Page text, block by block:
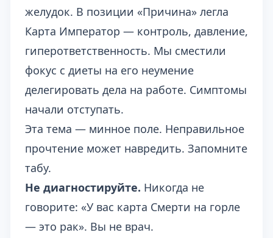
желудок. В позиции «Причина» легла
Карта Император — контроль, давление,
гиперответственность. Мы сместили
фокус с диеты на его неумение
делегировать дела на работе. Симптомы
начали отступать.
Эта тема — минное поле. Неправильное
прочтение может навредить. Запомните
табу.
Не диагностируйте. Никогда не
говорите: «У вас карта Смерти на горле
— это рак». Вы не врач.